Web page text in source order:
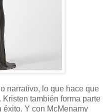
narrativo, lo que hace que
también forma parte
Y con McMenamy